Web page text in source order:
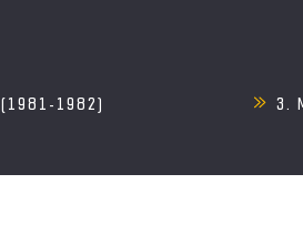
(1981-1982) 3.